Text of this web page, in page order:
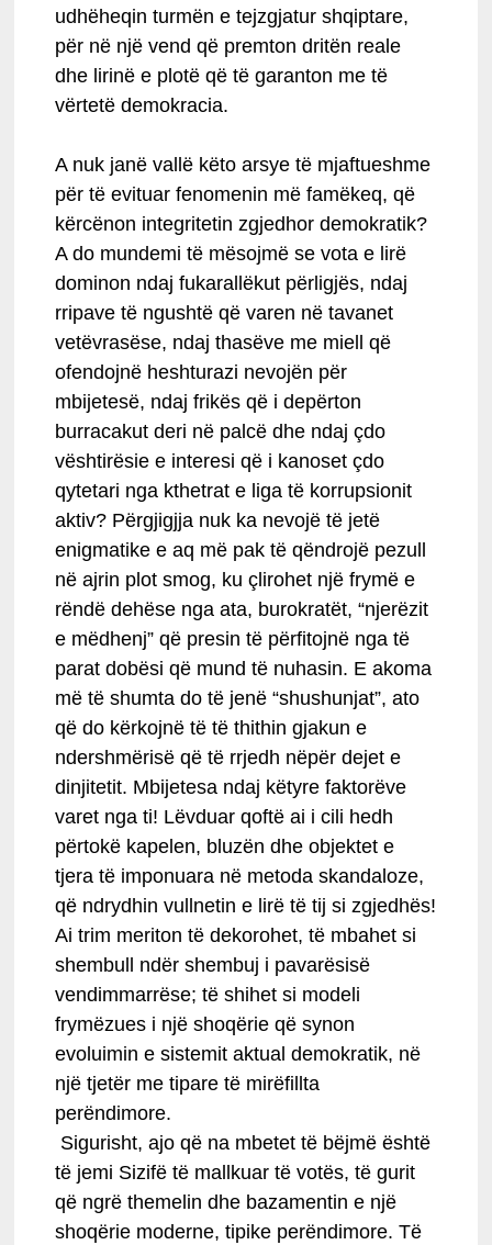
udhëheqin turmën e tejzgjatur shqiptare,
për në një vend që premton dritën reale
dhe lirinë e plotë që të garanton me të
vërtetë demokracia.
A nuk janë vallë këto arsye të mjaftueshme
për të evituar fenomenin më famëkeq, që
kërcënon integritetin zgjedhor demokratik?
A do mundemi të mësojmë se vota e lirë
dominon ndaj fukarallëkut përligjës, ndaj
rripave të ngushtë që varen në tavanet
vetëvrasëse, ndaj thasëve me miell që
ofendojnë heshturazi nevojën për
mbijetesë, ndaj frikës që i depërton
burracakut deri në palcë dhe ndaj çdo
vështirësie e interesi që i kanoset çdo
qytetari nga kthetrat e liga të korrupsionit
aktiv? Përgjigjja nuk ka nevojë të jetë
enigmatike e aq më pak të qëndrojë pezull
në ajrin plot smog, ku çlirohet një frymë e
rëndë dehëse nga ata, burokratët, “njerëzit
e mëdhenj” që presin të përfitojnë nga të
parat dobësi që mund të nuhasin. E akoma
më të shumta do të jenë “shushunjat”, ato
që do kërkojnë të të thithin gjakun e
ndershmërisë që të rrjedh nëpër dejet e
dinjitetit. Mbijetesa ndaj këtyre faktorëve
varet nga ti! Lëvduar qoftë ai i cili hedh
përtokë kapelen, bluzën dhe objektet e
tjera të imponuara në metoda skandaloze,
që ndrydhin vullnetin e lirë të tij si zgjedhës!
Ai trim meriton të dekorohet, të mbahet si
shembull ndër shembuj i pavarësisë
vendimmarrëse; të shihet si modeli
frymëzues i një shoqërie që synon
evoluimin e sistemit aktual demokratik, në
një tjetër me tipare të mirëfillta
perëndimore.
Sigurisht, ajo që na mbetet të bëjmë është
të jemi Sizifë të mallkuar të votës, të gurit
që ngrë themelin dhe bazamentin e një
shoqërie moderne, tipike perëndimore. Të